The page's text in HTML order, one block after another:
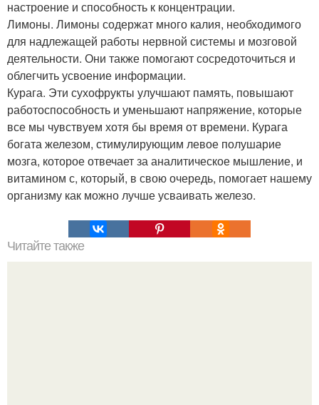
настроение и способность к концентрации.
Лимоны. Лимоны содержат много калия, необходимого
для надлежащей работы нервной системы и мозговой
деятельности. Они также помогают сосредоточиться и
облегчить усвоение информации.
Курага. Эти сухофрукты улучшают память, повышают
работоспособность и уменьшают напряжение, которые
все мы чувствуем хотя бы время от времени. Курага
богата железом, стимулирующим левое полушарие
мозга, которое отвечает за аналитическое мышление, и
витамином с, который, в свою очередь, помогает нашему
организму как можно лучше усваивать железо.
Читайте также